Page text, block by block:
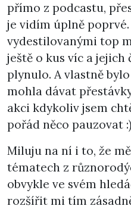
přímo z podcastu,
je vidím úplně
vydestilovanými top
ještě o kus víc a jejich
plynulo. A vlastně
mohla dávat
akci kdykoliv jsem
pořád něco pauzovat :)
Miluju na ní i to, že
tématech z
obvykle ve svém
rozšířit mi tím